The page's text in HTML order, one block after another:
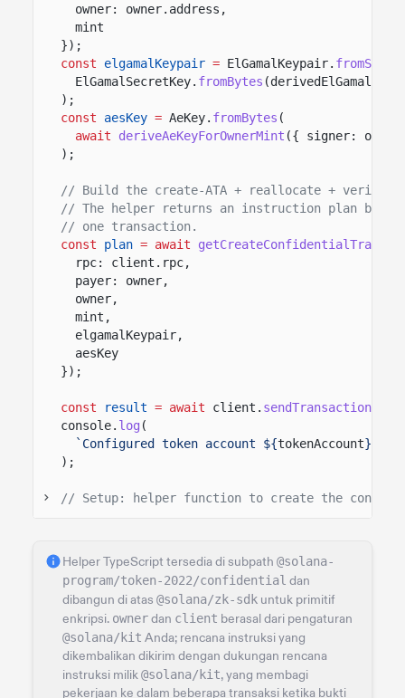
owner: owner.address,
mint
});
const
elgamalKeypair = ElGamalKeypair.
ElGamalSecretKey. fromBytes
);
const
aesKey = AeKey. fromBytes (
await
deriveAeKeyForOwnerMint ({ signer:
);
// Build the create-ATA + reallocate + verify-
// The helper returns an instruction plan
// one transaction.
const
plan = await
rpc: client.rpc,
payer: owner,
owner,
mint,
elgamalKeypair,
aesKey
});
const result = await client. sendTransaction
console. log (
`Configured token account ${tokenAccount} for
);
// Setup: helper function to create the
Helper TypeScript tersedia di subpath @solana-
program/token-2022/confidential dan
dibangun di atas @solana/zk-sdk untuk primitif
enkripsi. ownerdan client berasal dari pengaturan
@solana/kit Anda; rencana instruksi yang
dikembalikan dikirim dengan dukungan rencana
instruksi milik@solana/kit, yang membagi
pekerjaan ke dalam beberapa transaksi ketika bukti